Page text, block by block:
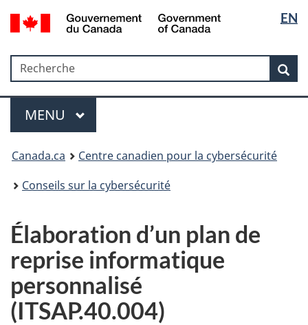
Passer
au
Passer
à
sujet
du
Passer
à
HTML
simplifiée
la
langue
EN
Government
Gouvernement
du
Recherche
Recherche
Menu
MAIN
MENU
Canada.ca
Centre canadien pour la cybersécurité
Conseils sur la cybersécurité
Élaboration d’un plan de
reprise informatique
personnalisé
(ITSAP.40.004)